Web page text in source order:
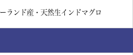
ランド産・天然生インドマグロ